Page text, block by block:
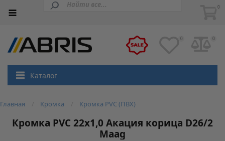
0
0 0
Каталог
Главная Кромка Кромка PVC (ПВХ)
Кромка PVC 22х1,0 Акация корица D26/2
Maag